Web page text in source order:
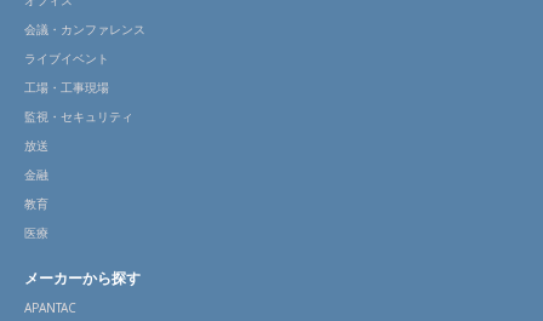
会議・カンファレンス
ライブイベント
工場・工事現場
監視・セキュリティ
放送
金融
教育
医療
メーカーから探す
APANTAC